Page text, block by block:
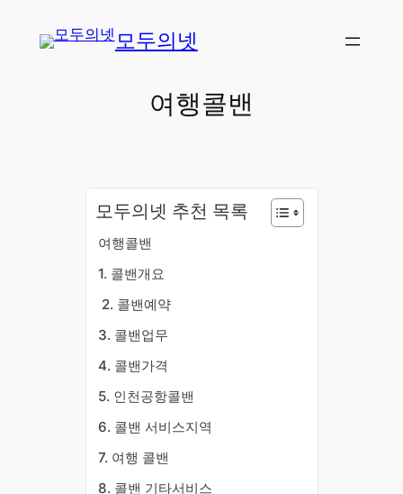
모두의넷
여행콜밴
모두의넷 추천 목록
여행콜밴
​1. 콜밴개요
​2. 콜밴예약
3. 콜밴업무
4. 콜밴가격
5. 인천공항콜밴
6. 콜밴 서비스지역
7. 여행 콜밴
8. 콜밴 기타서비스